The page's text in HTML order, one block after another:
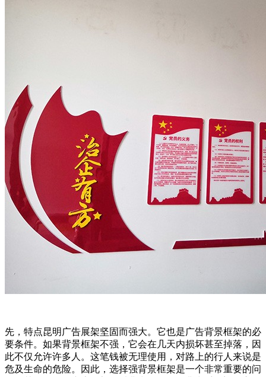
先，特点昆明广告展架坚固而强大。它也是广告背景框架的必
要条件。如果背景框架不强，它会在几天内损坏甚至掉落，因
此不仅允许许多人。这笔钱被无理使用，对路上的行人来说是
危及生命的危险。因此，选择强背景框架是一个非常重要的问